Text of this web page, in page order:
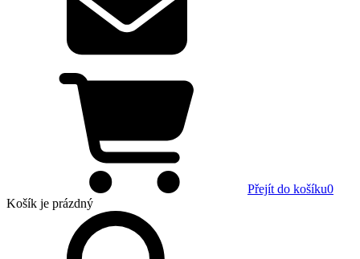
Přejít do košíku0
Košík je prázdný